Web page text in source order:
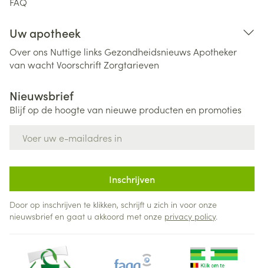
Uw apotheek
Over ons Nuttige links Gezondheidsnieuws Apotheker
van wachtVoorschriftZorgtarieven
Nieuwsbrief
Blijf op de hoogte van nieuwe producten en promoties
Inschrijven
Door op inschrijven te klikken, schrijft u zich in voor onze
nieuwsbrief en gaat u akkoord met onze privacy policy.